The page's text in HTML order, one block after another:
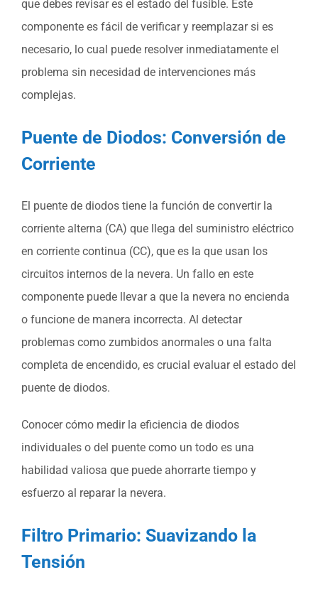
que debes revisar es el estado del fusible. Este
componente es fácil de verificar y reemplazar si es
necesario, lo cual puede resolver inmediatamente el
problema sin necesidad de intervenciones más
complejas.
Puente de Diodos: Conversión de
Corriente
El puente de diodos tiene la función de convertir la
corriente alterna (CA) que llega del suministro eléctrico
en corriente continua (CC), que es la que usan los
circuitos internos de la nevera. Un fallo en este
componente puede llevar a que la nevera no encienda
o funcione de manera incorrecta. Al detectar
problemas como zumbidos anormales o una falta
completa de encendido, es crucial evaluar el estado del
puente de diodos.
Conocer cómo medir la eficiencia de diodos
individuales o del puente como un todo es una
habilidad valiosa que puede ahorrarte tiempo y
esfuerzo al reparar la nevera.
Filtro Primario: Suavizando la
Tensión